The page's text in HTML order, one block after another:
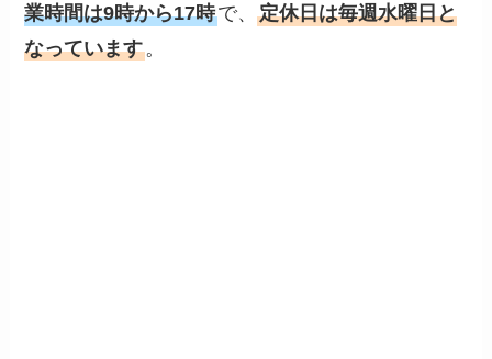
業時間は9時から17時で、定休日は毎週水曜日と
なっています。